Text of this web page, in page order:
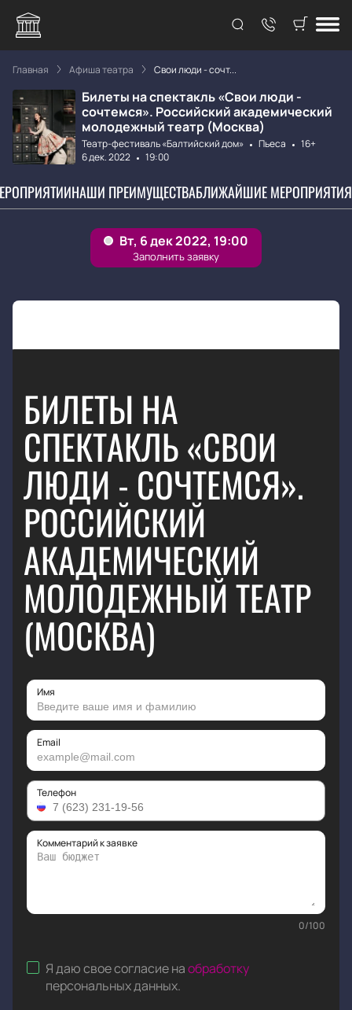
Главная Афиша театра Свои люди - сочт...
Билеты на спектакль «Свои люди -
сочтемся». Российский академический
молодежный театр (Москва)
Театр-фестиваль «Балтийский дом» Пьеса
16+
6 дек. 2022
19:00
НАШИ ПРЕИМУЩЕСТВАБЛИЖАЙШИЕ МЕРОПРИЯТИЯ
БИЛЕТЫ НА
СПЕКТАКЛЬ «СВОИ
ЛЮДИ - СОЧТЕМСЯ».
РОССИЙСКИЙ
АКАДЕМИЧЕСКИЙ
МОЛОДЕЖНЫЙ ТЕАТР
(МОСКВА)
Имя
Email
Телефон
Комментарий к заявке
0/100
Я даю свое согласие наобработку
персональных данных.